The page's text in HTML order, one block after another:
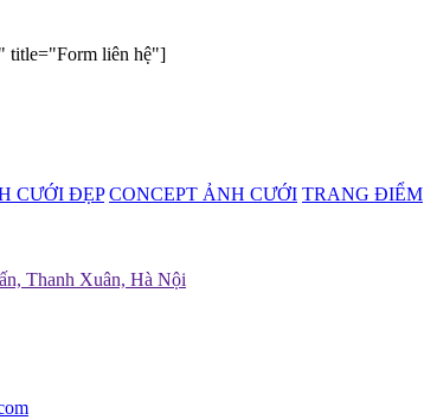
title="Form liên hệ"]
CƯỚI ĐẸP CONCEPT ẢNH CƯỚI TRANG ĐIỂM
Thanh Xuân, Hà Nội